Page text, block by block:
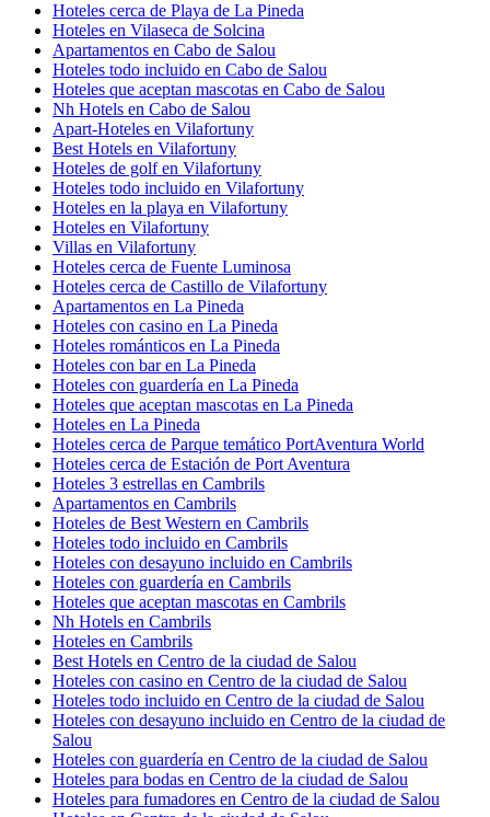
Hoteles cerca de Playa de La Pineda
Hoteles en Vilaseca de Solcina
Apartamentos en Cabo de Salou
Hoteles todo incluido en Cabo de Salou
Hoteles que aceptan mascotas en Cabo de Salou
Nh Hotels en Cabo de Salou
Apart-Hoteles en Vilafortuny
Best Hotels en Vilafortuny
Hoteles de golf en Vilafortuny
Hoteles todo incluido en Vilafortuny
Hoteles en la playa en Vilafortuny
Hoteles en Vilafortuny
Villas en Vilafortuny
Hoteles cerca de Fuente Luminosa
Hoteles cerca de Castillo de Vilafortuny
Apartamentos en La Pineda
Hoteles con casino en La Pineda
Hoteles románticos en La Pineda
Hoteles con bar en La Pineda
Hoteles con guardería en La Pineda
Hoteles que aceptan mascotas en La Pineda
Hoteles en La Pineda
Hoteles cerca de Parque temático PortAventura World
Hoteles cerca de Estación de Port Aventura
Hoteles 3 estrellas en Cambrils
Apartamentos en Cambrils
Hoteles de Best Western en Cambrils
Hoteles todo incluido en Cambrils
Hoteles con desayuno incluido en Cambrils
Hoteles con guardería en Cambrils
Hoteles que aceptan mascotas en Cambrils
Nh Hotels en Cambrils
Hoteles en Cambrils
Best Hotels en Centro de la ciudad de Salou
Hoteles con casino en Centro de la ciudad de Salou
Hoteles todo incluido en Centro de la ciudad de Salou
Hoteles con desayuno incluido en Centro de la ciudad de
Salou
Hoteles con guardería en Centro de la ciudad de Salou
Hoteles para bodas en Centro de la ciudad de Salou
Hoteles para fumadores en Centro de la ciudad de Salou